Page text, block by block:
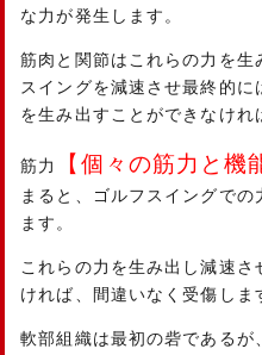
な力が発生します。
筋肉と関節はこれらの力を生
スイングを減速させ最終的
を生み出すことができなけれ
筋力 【個々の筋力と機
まると、ゴルフスイングで
ます。
これらの力を生み出し減速
ければ、間違いなく受傷しま
軟部組織は最初の砦であるが